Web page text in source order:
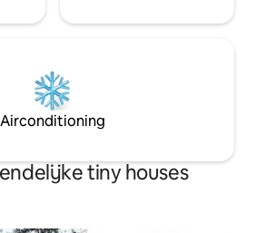
Airconditioning
tiny houses